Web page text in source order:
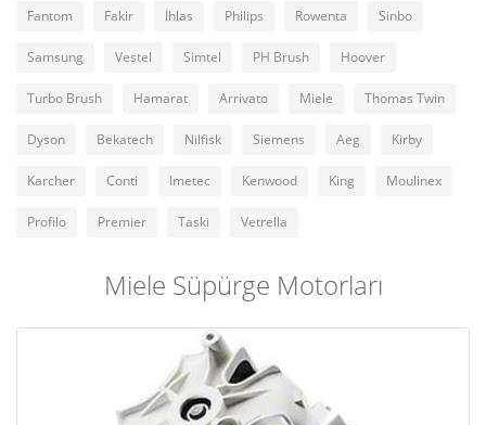
Fantom Fakir İhlas Philips Rowenta Sinbo
Samsung Vestel Simtel PH Brush Hoover
Turbo Brush Hamarat Arrivato Miele Thomas Twin
Dyson Bekatech Nilfisk Siemens Aeg Kirby
Karcher Conti Imetec Kenwood King Moulinex
Profilo Premier Taski Vetrella
Miele Süpürge Motorları